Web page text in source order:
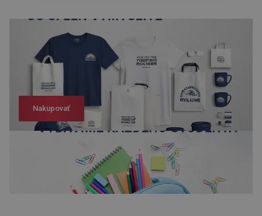
Nakupovať